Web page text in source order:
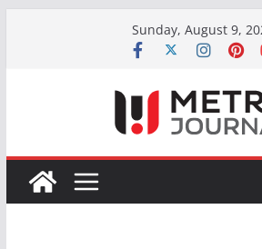
Sunday, August 9,